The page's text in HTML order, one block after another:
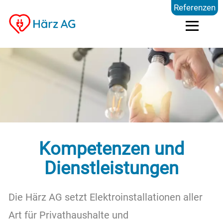
Dienstleistungen
Kompetenzen
Referenzen
Über uns
Kompetenzen und
Dienstleistungen
Die Härz AG setzt Elektroinstallationen aller
Art für Privathaushalte und
Referenzen